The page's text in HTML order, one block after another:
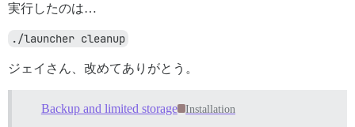
実行したのは…
./launcher cleanup
ジェイさん、改めてありがとう。
Backup and limited storage Installation